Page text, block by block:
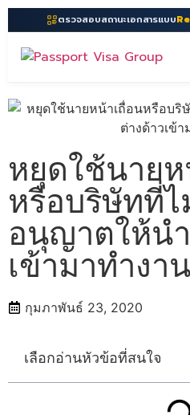
ตรวจสอบสถานะเอกสารแบบ
Home
บริการ
คู่มือ
ความรู้
ประเทศ
ติดต่อเรา
หยุดใช้นาย
หรือบริษัทที่ไ
อนุญาตให้น
เข้ามาทำงาน
กุมภาพันธ์ 23, 2020
เลือกอ่านหัวข้อที่สนใจ